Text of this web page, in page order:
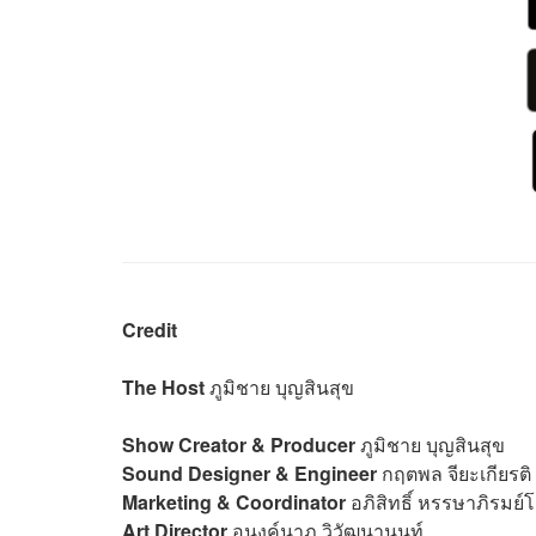
Credit
The Hostภูมิชาย บุญสินสุข
Show Creator & Producerภูมิชาย บุญสินสุข
Sound Designer & Engineer กฤตพล จียะเกียรติ
Marketing & Coordinator อภิสิทธิ์​ หรรษาภิรมย์